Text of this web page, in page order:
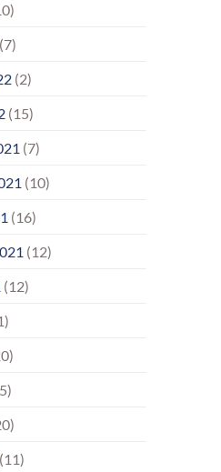
(7)
(2)
(15)
(7)
(10)
(16)
(12)
(12)
(11)